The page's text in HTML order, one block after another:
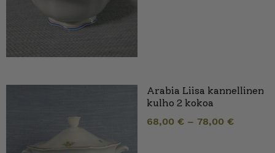
Arabia Liisa kannellinen
kulho 2 kokoa
68,00 € – 78,00 €